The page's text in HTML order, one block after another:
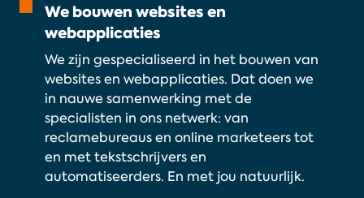
We bouwen websites en
webapplicaties
We zijn gespecialiseerd in het bouwen van
websites en webapplicaties. Dat doen we
in nauwe samenwerking met de
specialisten in ons netwerk: van
reclamebureaus en online marketeers tot
en met tekstschrijvers en
automatiseerders. En met jou natuurlijk.